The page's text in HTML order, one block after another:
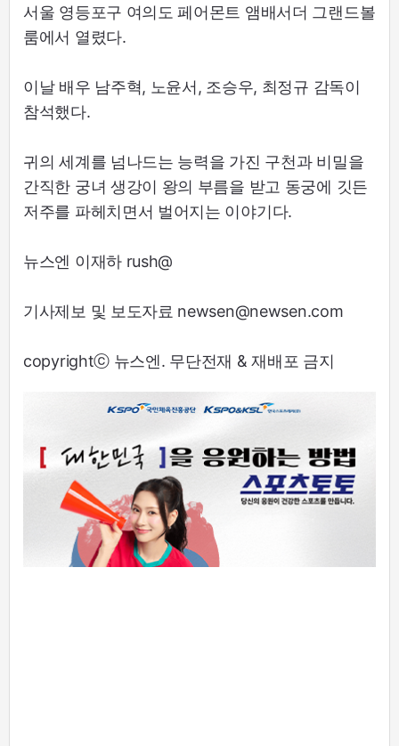
서울 영등포구 여의도 페어몬트 앰배서더 그랜드볼
룸에서 열렸다.
이날 배우 남주혁, 노윤서, 조승우, 최정규 감독이
참석했다.
귀의 세계를 넘나드는 능력을 가진 구천과 비밀을
간직한 궁녀 생강이 왕의 부름을 받고 동궁에 깃든
저주를 파헤치면서 벌어지는 이야기다.
뉴스엔 이재하 rush@
기사제보 및 보도자료 newsen@newsen.com
copyrightⓒ 뉴스엔. 무단전재 & 재배포 금지